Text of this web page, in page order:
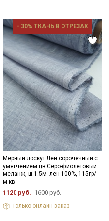
- 30% ТКАНЬ В ОТРЕЗАХ
Мерный лоскут Лен сорочечный с
умягчением цв.Серо-фиолетовый
меланж, ш.1.5м, лен-100%, 115гр/
м.кв
1120 руб. 1600 руб.
Только онлайн-заказ